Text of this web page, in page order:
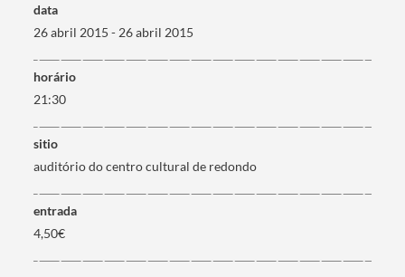
Categorias gerais
Filtros
data
26 abril 2015 - 26 abril 2015
horário
21:30
sitio
auditório do centro cultural de redondo
entrada
4,50€